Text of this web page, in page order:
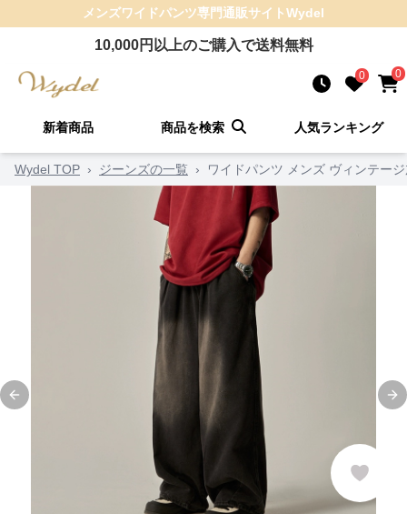
メンズワイドパンツ専門通販サイトWydel
10,000円以上のご購入で送料無料
0 0
新着商品 商品を検索 人気ランキング
Wydel TOP › ジーンズの一覧 › ワイドパンツ メンズ ヴィンテー
Previous slide